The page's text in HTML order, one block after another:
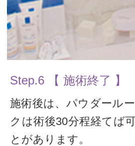
Step.6 【 施術終了 】
施術後は、パウダール
クは術後30分程経てば
とがあります。